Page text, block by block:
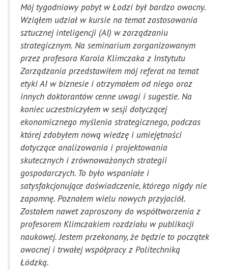
Mój tygodniowy pobyt w Łodzi był bardzo owocny.
Wziąłem udział w kursie na temat zastosowania
sztucznej inteligencji (AI) w zarządzaniu
strategicznym. Na seminarium zorganizowanym
przez profesora Karola Klimczaka z Instytutu
Zarządzania przedstawiłem mój referat na temat
etyki AI w biznesie i otrzymałem od niego oraz
innych doktorantów cenne uwagi i sugestie. Na
koniec uczestniczyłem w sesji dotyczącej
ekonomicznego myślenia strategicznego, podczas
której zdobyłem nową wiedzę i umiejętności
dotyczące analizowania i projektowania
skutecznych i zrównoważonych strategii
gospodarczych. To było wspaniałe i
satysfakcjonujące doświadczenie, którego nigdy nie
zapomnę. Poznałem wielu nowych przyjaciół.
Zostałem nawet zaproszony do współtworzenia z
profesorem Klimczakiem rozdziału w publikacji
naukowej. Jestem przekonany, że będzie to początek
owocnej i trwałej współpracy z Politechniką
Łódzką.